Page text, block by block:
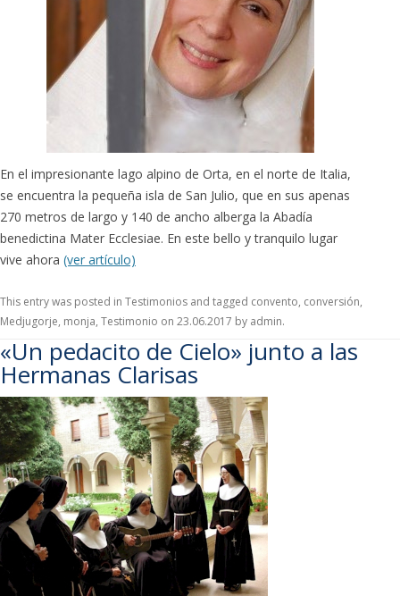
En el impresionante lago alpino de Orta, en el norte de Italia,
se encuentra la pequeña isla de San Julio, que en sus apenas
270 metros de largo y 140 de ancho alberga la Abadía
benedictina Mater Ecclesiae. En este bello y tranquilo lugar
vive ahora (ver artículo)
This entry was posted in Testimonios and tagged convento, conversión,
Medjugorje, monja, Testimonio on 23.06.2017 by admin.
«Un pedacito de Cielo» junto a las
Hermanas Clarisas